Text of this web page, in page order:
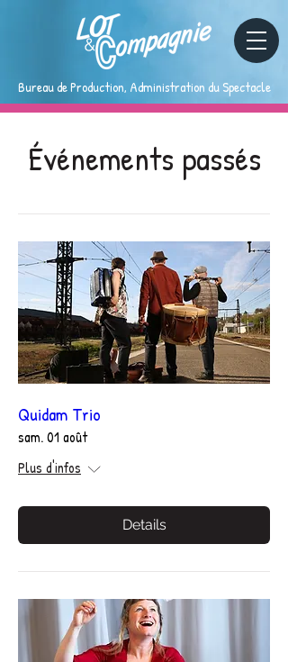
Bureau de Production, Administration du Spectacle
Événements passés
Quidam Trio
sam. 01 août
Plus d'infos
Details